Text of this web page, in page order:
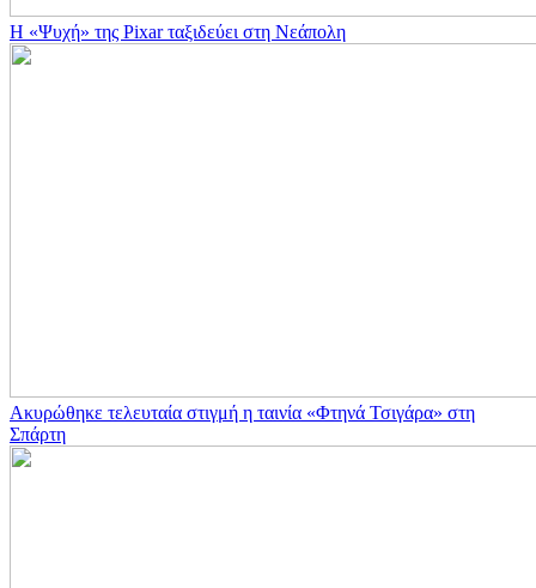
Η «Ψυχή» της Pixar ταξιδεύει στη Νεάπολη
Ακυρώθηκε τελευταία στιγμή η ταινία «Φτηνά Τσιγάρα» στη
Σπάρτη